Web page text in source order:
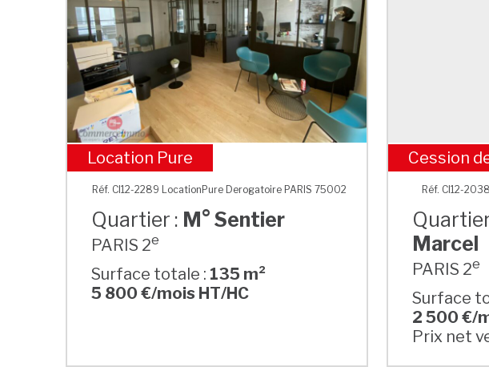
M° Sentier
Location Pure
Réf. CI12-2289 LocationPure Derogatoire PARIS 75002
Quartier : M° Sentier
PARIS 2e
Surface totale : 135 m²
5 800 €/mois HT/HC
Cession
Réf. CI12-
Marcel
PARIS 2e
Surface
2 500 €/
Prix net